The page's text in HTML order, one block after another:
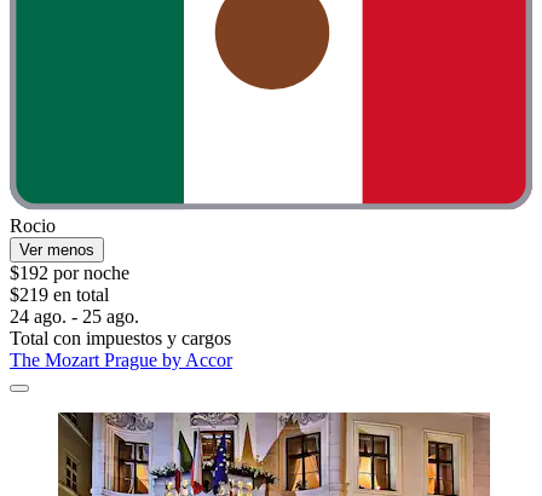
Rocio
Ver menos
$192 por noche
$219 en total
24 ago. - 25 ago.
Total con impuestos y cargos
The Mozart Prague by Accor